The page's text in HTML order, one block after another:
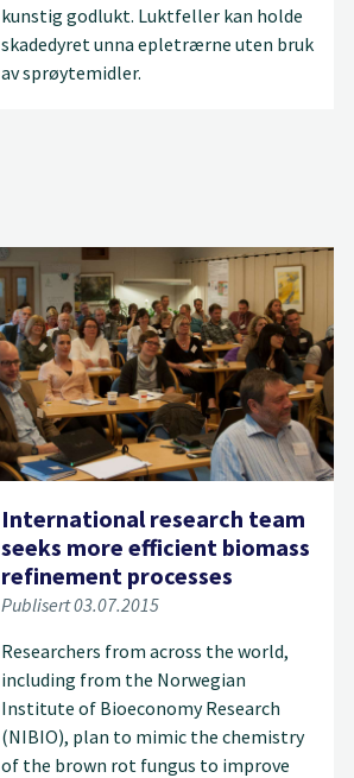
kunstig godlukt. Luktfeller kan holde
skadedyret unna epletrærne uten bruk
av sprøytemidler.
International research team
seeks more efficient biomass
refinement processes
Publisert 03.07.2015
Researchers from across the world,
including from the Norwegian
Institute of Bioeconomy Research
(NIBIO), plan to mimic the chemistry
of the brown rot fungus to improve